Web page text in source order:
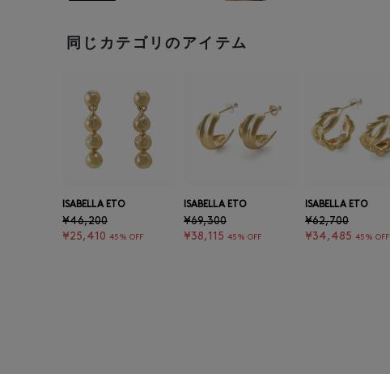
同じカテゴリのアイテム
ISABELLA ETO
¥46,200
¥25,410 45% OFF
ISABELLA ETO
¥69,300
¥38,115 45% OFF
ISABELLA ETO
¥62,700
¥34,485 45% OFF